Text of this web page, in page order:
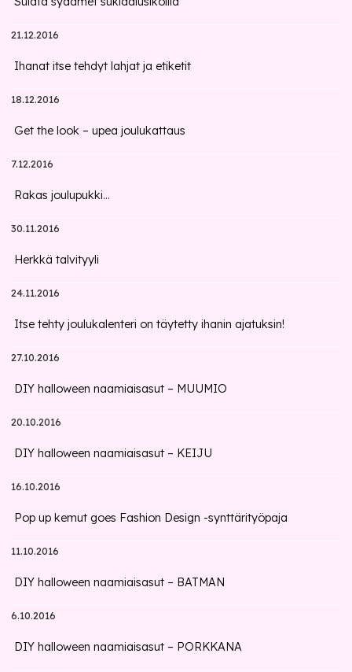
21.12.2016
Ihanat itse tehdyt lahjat ja etiketit
18.12.2016
Get the look – upea joulukattaus
7.12.2016
Rakas joulupukki...
30.11.2016
Herkkä talvityyli
24.11.2016
Itse tehty joulukalenteri on täytetty ihanin ajatuksin!
27.10.2016
DIY halloween naamiaisasut – MUUMIO
20.10.2016
DIY halloween naamiaisasut – KEIJU
16.10.2016
Pop up kemut goes Fashion Design -synttärityöpaja
11.10.2016
DIY halloween naamiaisasut – BATMAN
6.10.2016
DIY halloween naamiaisasut – PORKKANA